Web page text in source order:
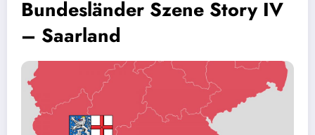
Bundesländer Szene Story IV
– Saarland